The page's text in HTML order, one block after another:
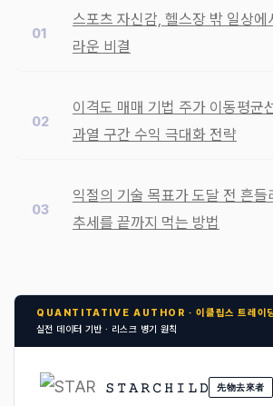
스포츠 자신감, 헬스장 밖 일상에
라운 비결
이격도 매매 기법 주가 이동평균
과열 구간 수익 극대화 전략
익절의 기술 목표가 도달 전 흔들
추세를 끝까지 먹는 방법
QUANTITATIVE AUTHOR · 이클립스 트레이
실전 데이터 기반 · 리스크 병기 원칙
𝚂 𝚃 𝙰 𝚁 𝙲 𝙷 𝙸 𝙻 𝙳 先物去來者